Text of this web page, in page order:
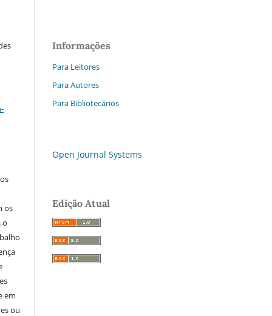
os
o
em
ou
Informações
Para Leitores
Para Autores
Para Bibliotecários
Open Journal Systems
Edição Atual